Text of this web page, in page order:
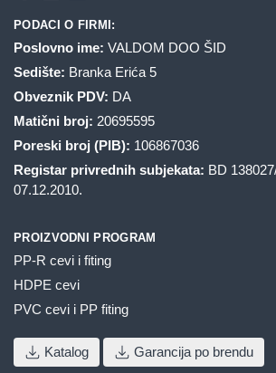
PODACI O FIRMI:
Poslovno ime: VALDOM DOO ŠID
Sedište: Branka Erića 5
Obveznik PDV: DA
Matični broj: 20695595
Poreski broj (PIB): 106867036
Registar privrednih subjekata: BD
07.12.2010.
PROIZVODNI PROGRAM
PP-R cevi i fiting
HDPE cevi
PVC cevi i PP fiting
Katalog Garancija po brendu